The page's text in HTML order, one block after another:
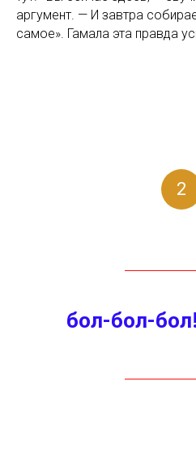
аргумент. — И завтра
самое». Гамала эта правда
2
бол-бол-